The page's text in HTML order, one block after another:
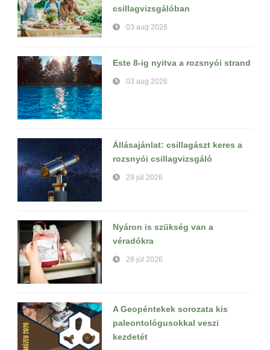
csillagvizsgálóban
03 aug 2026
Este 8-ig nyitva a rozsnyói strand
03 aug 2026
Állásajánlat: csillagászt keres a
rozsnyói csillagvizsgáló
29 júl 2026
Nyáron is szükség van a
véradókra
28 júl 2026
A Geopéntekek sorozata kis
paleontológusokkal veszi
kezdetét